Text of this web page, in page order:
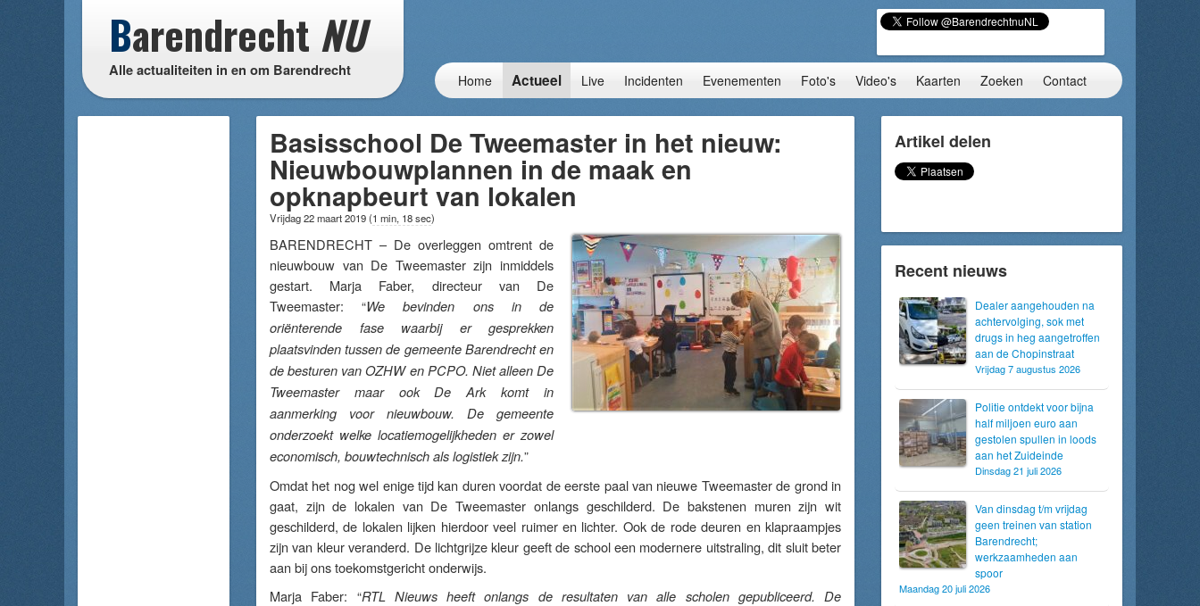
Barendrecht NU
Alle actualiteiten in en om Barendrecht
Home Actueel Live Incidenten Evenementen Foto's Video's Kaarten Zoeken Contact
Basisschool De Tweemaster in het nieuw:
Nieuwbouwplannen in de maak en
opknapbeurt van lokalen
Vrijdag 22 maart 2019(1 min, 18 sec)
BARENDRECHT – De overleggen omtrent de
nieuwbouw van De Tweemaster zijn inmiddels
gestart. Marja Faber, directeur van De
Tweemaster: “We bevinden ons in de
oriënterende fase waarbij er gesprekken
plaatsvinden tussen de gemeente Barendrecht en
de besturen van OZHW en PCPO. Niet alleen De
Tweemaster maar ook De Ark komt in
aanmerking voor nieuwbouw. De gemeente
onderzoekt welke locatiemogelijkheden er zowel
economisch, bouwtechnisch als logistiek zijn.”
Omdat het nog wel enige tijd kan duren voordat de eerste paal van nieuwe Tweemaster de grond in
gaat, zijn de lokalen van De Tweemaster onlangs geschilderd. De bakstenen muren zijn wit
geschilderd, de lokalen lijken hierdoor veel ruimer en lichter. Ook de rode deuren en klapraampjes
zijn van kleur veranderd. De lichtgrijze kleur geeft de school een modernere uitstraling, dit sluit beter
aan bij ons toekomstgericht onderwijs.
Marja Faber: “RTL Nieuws heeft onlangs de resultaten van alle scholen gepubliceerd. De
Artikel delen
Recent nieuws
Dealer aangehouden na
achtervolging, sok met
drugs in heg aangetroffen
aan de Chopinstraat
Vrijdag 7 augustus 2026
Politie ontdekt voor bijna
half miljoen euro aan
gestolen spullen in loods
aan het Zuideinde
Dinsdag 21 juli 2026
Van dinsdag t/m vrijdag
geen treinen van station
Barendrecht;
werkzaamheden aan
spoor
Maandag 20 juli 2026